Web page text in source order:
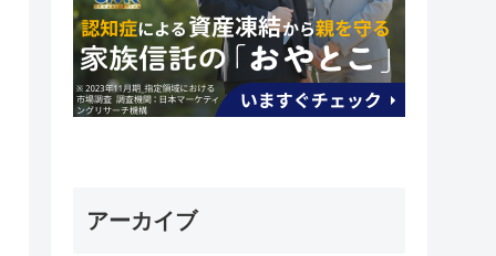
アーカイブ